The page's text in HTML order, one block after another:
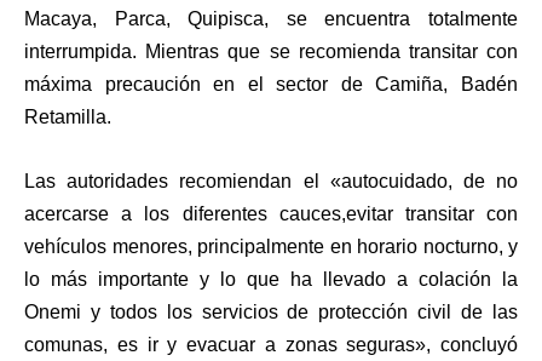
Macaya, Parca, Quipisca, se encuentra totalmente
interrumpida. Mientras que se recomienda transitar con
máxima precaución en el sector de Camiña, Badén
Retamilla.
Las autoridades recomiendan el «autocuidado, de no
acercarse a los diferentes cauces,evitar transitar con
vehículos menores, principalmente en horario nocturno, y
lo más importante y lo que ha llevado a colación la
Onemi y todos los servicios de protección civil de las
comunas, es ir y evacuar a zonas seguras», concluyó